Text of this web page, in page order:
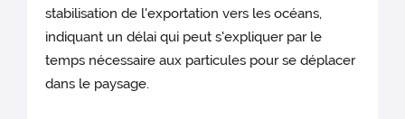
stabilisation de l'exportation vers les océans,
indiquant un délai qui peut s'expliquer par le
temps nécessaire aux particules pour se déplacer
dans le paysage.